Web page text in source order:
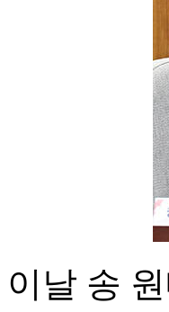
이날 송